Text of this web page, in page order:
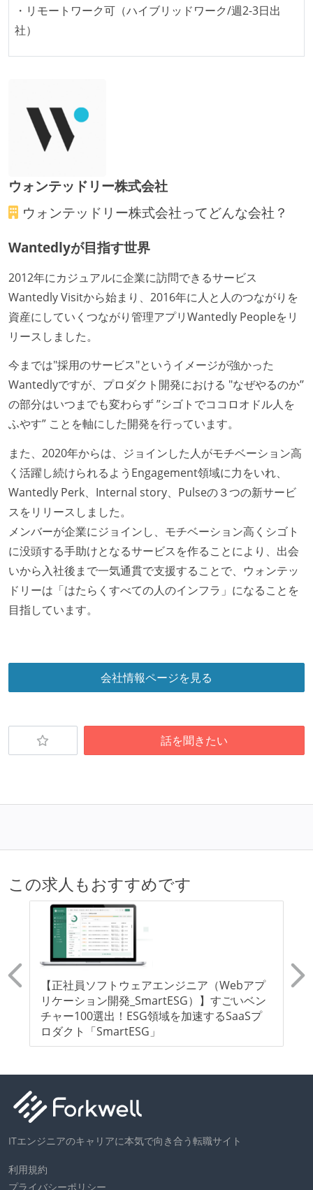
・リモートワーク可（ハイブリッドワーク/週2-3日出
社）
ウォンテッドリー株式会社
ウォンテッドリー株式会社ってどんな会社？
Wantedlyが目指す世界
2012年にカジュアルに企業に訪問できるサービス
Wantedly Visitから始まり、2016年に人と人のつながりを
資産にしていくつながり管理アプリWantedly Peopleをリ
リースしました。
今までは"採用のサービス"というイメージが強かった
Wantedlyですが、プロダクト開発における "なぜやるのか’’
の部分はいつまでも変わらず ”シゴトでココロオドル人を
ふやす” ことを軸にした開発を行っています。
また、2020年からは、ジョインした人がモチベーション高
く活躍し続けられるようEngagement領域に力をいれ、
Wantedly Perk、Internal story、Pulseの３つの新サービ
スをリリースしました。
メンバーが企業にジョインし、モチベーション高くシゴト
に没頭する手助けとなるサービスを作ることにより、出会
いから入社後まで一気通貫で支援することで、ウォンテッ
ドリーは「はたらくすべての人のインフラ」になることを
目指しています。
会社情報ページを見る
話を聞きたい
この求人もおすすめです
【正社員ソフトウェアエンジニア（Webアプ
リケーション開発_SmartESG）】すごいベン
チャー100選出！ESG領域を加速するSaaSプ
ロダクト「SmartESG」
ITエンジニアのキャリアに本気で向き合う転職サイト
利用規約
プライバシーポリシー